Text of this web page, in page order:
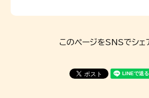
このページをSNSでシェ